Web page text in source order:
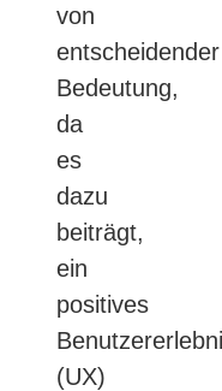
von
entscheidender
Bedeutung,
da
es
dazu
beiträgt,
ein
positives
(UX)